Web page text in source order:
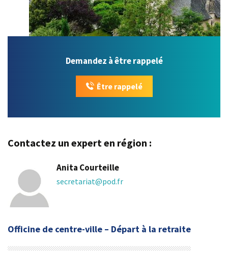
Demandez à être rappelé
Être rappelé
Contactez un expert en région :
Anita Courteille
secretariat@pod.fr
Officine de centre-ville – Départ à la retraite